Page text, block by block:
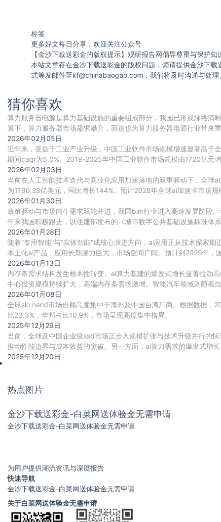
标签
更多好文每日分享，欢迎关注公众号
【金沙下载送彩金的版权提示】观研报告网倡导尊重与保护
本站文章存在金沙下载送彩金的版权问题，烦请提供金沙下
式等发邮件至kf@chinabaogao.com ，我们将及时沟通与处理
猜你喜欢
算力服务器电源是算力基础设施的重要组成部分，我国已形成脉络清
景下，算力服务器市场需求攀升，而这也为算力服务器电源行业带来
重要动力。目前国内厂商正积极布局，行业竞争
2026年02月05日
近年来，受益于工业产业升级，中国工业软件市场规模增速显著高
期间cagr为5.0%。2019-2025年中国工业软件市场规模由1720亿元
2026年02月03日
当前在人工智能技术迭代与商业化应用加速落地的双重驱动下，全
为1190.28亿美元，同比增长144%。预计2028年全球ai加速卡市场
2026年01月30日
政策驱动与市场内生需求双轮并进，我国bim行业进入高速发展阶段
年来我国积极跟进，以住建部发布的《城市数字公共基础设施标准体
（bim）、地理信息系统（gis）、城市白模、
2026年01月28日
随着“专用智能”与“实体智能”成核心演进方向，ai应用正从技术探索
本土化ai产品，应用长期潜力巨大，市场空间广阔。预计到2029年，
2026年01月13日
内存条需求结构发生根本性转变。ai算力基建的爆发式增长显著拉动
中心投资规模持续扩大，高端内存条需求激增。智能汽车领域则随
游戏本、工作站等场景加速渗
2026年01月08日
全球slc nand市场份额高度集中于海外及中国台湾厂商。根据数据
比23.3%，华邦占比10.9%，市场呈现高度集中格局。
2025年12月29日
当前，全球及中国企业级ssd市场正步入规模扩张与技术升级并行的
推动性能边界与成本效益的突破。另一方面，ai算力需求的爆发式增
与cxl高速互联协议
2025年12月20日
热点图片
金沙下载送彩金-白菜网送体验金无需申请
金沙下载送彩金-白菜网送体验金无需申请
为用户提供潮流资讯与深度报告
快速导航
金沙下载送彩金-白菜网送体验金无需申请
关于白菜网送体验金无需申请